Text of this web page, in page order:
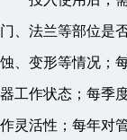
门、法兰等部位是
蚀、变形等情况；
器工作状态；每季
作灵活性；每年对